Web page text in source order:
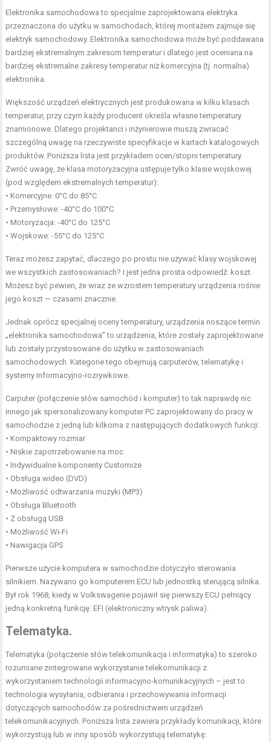
Elektronika samochodowa to specjalnie zaprojektowana elektryka
przeznaczona do użytku w samochodach, której montażem zajmuje się
elektryk samochodowy. Elektronika samochodowa może być poddawana
bardziej ekstremalnym zakresom temperatur i dlatego jest oceniana na
bardziej ekstremalne zakresy temperatur niż komercyjna (tj. normalna)
elektronika.
Większość urządzeń elektrycznych jest produkowana w kilku klasach
temperatur, przy czym każdy producent określa własne temperatury
znamionowe. Dlatego projektanci i inżynierowie muszą zwracać
szczególną uwagę na rzeczywiste specyfikacje w kartach katalogowych
produktów. Poniższa lista jest przykładem ocen/stopni temperatury.
Zwróć uwagę, że klasa motoryzacyjna ustępuje tylko klasie wojskowej
(pod względem ekstremalnych temperatur):
• Komercyjne: 0°C do 85°C
• Przemysłowe: -40°C do 100°C
• Motoryzacja: -40°C do 125°C
• Wojskowe: -55°C do 125°C
Teraz możesz zapytać, dlaczego po prostu nie używać klasy wojskowej
we wszystkich zastosowaniach? I jest jedna prosta odpowiedź: koszt.
Możesz być pewien, że wraz ze wzrostem temperatury urządzenia rośnie
jego koszt — czasami znacznie.
Jednak oprócz specjalnej oceny temperatury, urządzenia noszące termin
„elektronika samochodowa” to urządzenia, które zostały zaprojektowane
lub zostały przystosowane do użytku w zastosowaniach
samochodowych. Kategorie tego obejmują carputerów, telematykę i
systemy informacyjno-rozrywkowe.
Carputer (połączenie słów samochód i komputer) to tak naprawdę nic
innego jak spersonalizowany komputer PC zaprojektowany do pracy w
samochodzie z jedną lub kilkoma z następujących dodatkowych funkcji:
• Kompaktowy rozmiar
• Niskie zapotrzebowanie na moc
• Indywidualne komponenty Customize
• Obsługa wideo (DVD)
• Możliwość odtwarzania muzyki (MP3)
• Obsługa Bluetooth
• Z obsługą USB
• Możliwość Wi-Fi
• Nawigacja GPS
Pierwsze użycie komputera w samochodzie dotyczyło sterowania
silnikiem. Nazywano go komputerem ECU lub jednostką sterującą silnika.
Był rok 1968, kiedy w Volkswagenie pojawił się pierwszy ECU pełniący
jedną konkretną funkcję: EFI (elektroniczny wtrysk paliwa).
Telematyka.
Telematyka (połączenie słów telekomunikacja i informatyka) to szeroko
rozumiane zintegrowane wykorzystanie telekomunikacji z
wykorzystaniem technologii informacyjno-komunikacyjnych – jest to
technologia wysyłania, odbierania i przechowywania informacji
dotyczących samochodów za pośrednictwem urządzeń
telekomunikacyjnych. Poniższa lista zawiera przykłady komunikacji, które
wykorzystują lub w inny sposób wykorzystują telematykę: